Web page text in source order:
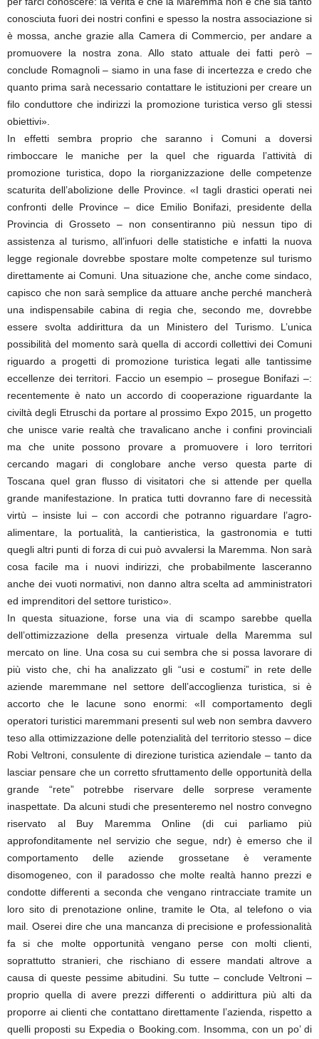
conosciuta fuori dei nostri confini e spesso la nostra associazione si
è mossa, anche grazie alla Camera di Commercio, per andare a
promuovere la nostra zona. Allo stato attuale dei fatti però –
conclude Romagnoli – siamo in una fase di incertezza e credo che
quanto prima sarà necessario contattare le istituzioni per creare un
filo conduttore che indirizzi la promozione turistica verso gli stessi
obiettivi».
In effetti sembra proprio che saranno i Comuni a doversi
rimboccare le maniche per la quel che riguarda l’attività di
promozione turistica, dopo la riorganizzazione delle competenze
scaturita dell’abolizione delle Province. «I tagli drastici operati nei
confronti delle Province – dice Emilio Bonifazi, presidente della
Provincia di Grosseto – non consentiranno più nessun tipo di
assistenza al turismo, all’infuori delle statistiche e infatti la nuova
legge regionale dovrebbe spostare molte competenze sul turismo
direttamente ai Comuni. Una situazione che, anche come sindaco,
capisco che non sarà semplice da attuare anche perché mancherà
una indispensabile cabina di regia che, secondo me, dovrebbe
essere svolta addirittura da un Ministero del Turismo. L’unica
possibilità del momento sarà quella di accordi collettivi dei Comuni
riguardo a progetti di promozione turistica legati alle tantissime
eccellenze dei territori. Faccio un esempio – prosegue Bonifazi –:
recentemente è nato un accordo di cooperazione riguardante la
civiltà degli Etruschi da portare al prossimo Expo 2015, un progetto
che unisce varie realtà che travalicano anche i confini provinciali
ma che unite possono provare a promuovere i loro territori
cercando magari di conglobare anche verso questa parte di
Toscana quel gran flusso di visitatori che si attende per quella
grande manifestazione. In pratica tutti dovranno fare di necessità
virtù – insiste lui – con accordi che potranno riguardare l’agro-
alimentare, la portualità, la cantieristica, la gastronomia e tutti
quegli altri punti di forza di cui può avvalersi la Maremma. Non sarà
cosa facile ma i nuovi indirizzi, che probabilmente lasceranno
anche dei vuoti normativi, non danno altra scelta ad amministratori
ed imprenditori del settore turistico».
In questa situazione, forse una via di scampo sarebbe quella
dell’ottimizzazione della presenza virtuale della Maremma sul
mercato on line. Una cosa su cui sembra che si possa lavorare di
più visto che, chi ha analizzato gli “usi e costumi” in rete delle
aziende maremmane nel settore dell’accoglienza turistica, si è
accorto che le lacune sono enormi: «Il comportamento degli
operatori turistici maremmani presenti sul web non sembra davvero
teso alla ottimizzazione delle potenzialità del territorio stesso – dice
Robi Veltroni, consulente di direzione turistica aziendale – tanto da
lasciar pensare che un corretto sfruttamento delle opportunità della
grande “rete” potrebbe riservare delle sorprese veramente
inaspettate. Da alcuni studi che presenteremo nel nostro convegno
riservato al Buy Maremma Online (di cui parliamo più
approfonditamente nel servizio che segue, ndr) è emerso che il
comportamento delle aziende grossetane è veramente
disomogeneo, con il paradosso che molte realtà hanno prezzi e
condotte differenti a seconda che vengano rintracciate tramite un
loro sito di prenotazione online, tramite le Ota, al telefono o via
mail. Oserei dire che una mancanza di precisione e professionalità
fa si che molte opportunità vengano perse con molti clienti,
soprattutto stranieri, che rischiano di essere mandati altrove a
causa di queste pessime abitudini. Su tutte – conclude Veltroni –
proprio quella di avere prezzi differenti o addirittura più alti da
proporre ai clienti che contattano direttamente l’azienda, rispetto a
quelli proposti su Expedia o Booking.com. Insomma, con un po’ di